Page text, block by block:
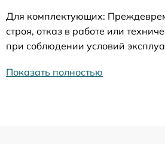
Для комплектующих:
строя, отказ в работе или
при соблюдении условий
Показать полностью